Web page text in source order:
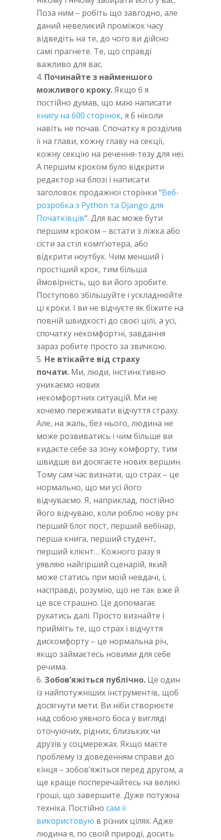
Поза ним – робіть що завгодно, але
даний невеликий проміжок часу
відведіть на те, до чого ви дійсно
самі прагнете. Те, що справді
важливо для вас.
Починайте з найменшого
можливого кроку.Якщо б я
постійно думав, що маю написати
книгу на 600 сторінок, я б ніколи
навіть не почав. Спочатку я розділив
її на глави, кожну главу на секції,
кожну секцію на речення-тезу для неї.
А першим кроком було відкрити
редактор на блозі і написати
заголовок продажної сторінки “Веб-
розробка з Python та Django для
Початківців“. Для вас може бути
першим кроком – встати з ліжка або
сісти за стіл комп’ютера, або
відкрити ноутбук. Чим менший і
простіший крок, тим більша
ймовірність, що ви його зробите.
Поступово збільшуйте і ускладнюйте
ці кроки. І ви не відчуєте як біжите на
повній швидкості до своєї цілі, а усі,
спочатку некомфортні, завдання
зараз робите просто за звичкою.
Не втікайте від страху
почати. Ми, люди, інстинктивно
уникаємо нових
некомфортних ситуацій. Ми не
хочемо переживати відчуття страху.
Але, на жаль, без нього, людина не
може розвиватись і чим більше ви
кидаєте себе за зону комфорту, тим
швидше ви досягаєте нових вершин.
Тому сам час визнати, що страх – це
нормально, що ми усі його
відчуваємо. Я, наприклад, постійно
його відчуваю, коли роблю нову річ:
перший блог пост, перший вебінар,
перша книга, перший студент,
перший клієнт… Кожного разу я
уявляю найгірший сценарій, який
може статись при моїй невдачі, і,
насправді, розумію, що не так вже й
це все страшно. Це допомагає
рухатись далі. Просто визнайте і
прийміть те, що страх і відчуття
дискомфорту – це нормальна річ,
якщо займаєтесь новими для себе
речима.
Зобов’яжіться публічно. Це один
із найпотужніших інструментів, щоб
досягнути мети. Ви ніби створюєте
над собою уявного боса у вигляді
оточуючих, рідних, близьких чи
друзів у соцмережах. Якщо маєте
проблему із доведенням справи до
кінця – зобов’яжіться перед другом, а
ще краще посперечайтесь на великі
гроші, що завершите. Дуже потужна
техніка. Постійно сам її
використовую в різних цілях. Адже
людина я, по своїй природі, досить